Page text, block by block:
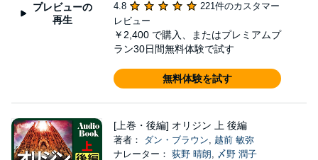
プレビューの
再生
4.8
221件のカスタマー
レビュー
￥2,400 で購入、またはプレミアムプ
ラン30日間無料体験で試す
無料体験を試す
[上巻・後編] オリジン 上 後編
著者： ダン・ブラウン, 越前 敏弥
ナレーター： 荻野 晴朗, 〆野 潤子